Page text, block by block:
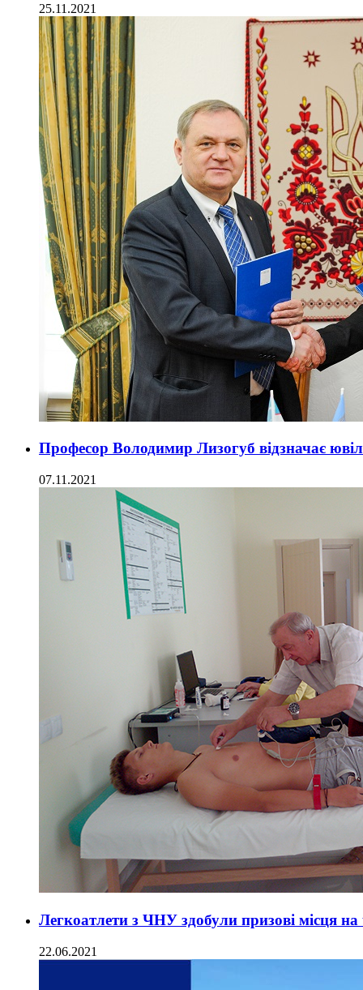
25.11.2021
Професор Володимир Лизогуб відзначає
07.11.2021
Легкоатлети з ЧНУ здобули призові місця на
22.06.2021